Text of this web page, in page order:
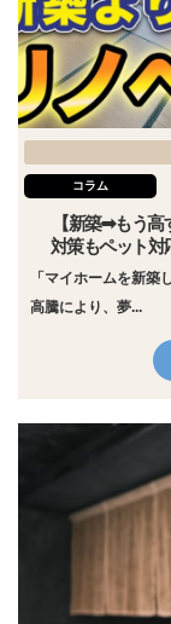
コラム
【新築➡︎もう
対策もペット対
「マイホームを新
高騰により、夢...